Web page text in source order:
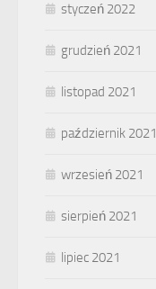
styczeń 2022
grudzień 2021
listopad 2021
październik 2021
wrzesień 2021
sierpień 2021
lipiec 2021